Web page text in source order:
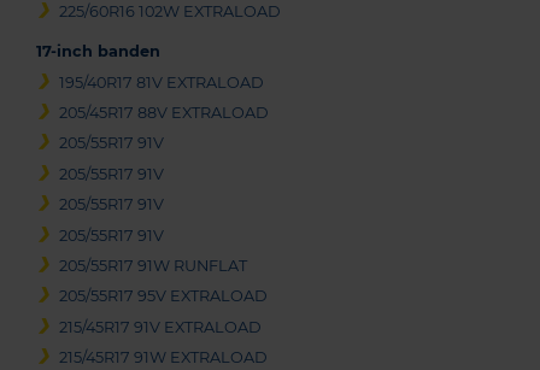
225/60R16 102W EXTRALOAD
17-inch banden
195/40R17 81V EXTRALOAD
205/45R17 88V EXTRALOAD
205/55R17 91V
205/55R17 91V
205/55R17 91V
205/55R17 91V
205/55R17 91W RUNFLAT
205/55R17 95V EXTRALOAD
215/45R17 91V EXTRALOAD
215/45R17 91W EXTRALOAD